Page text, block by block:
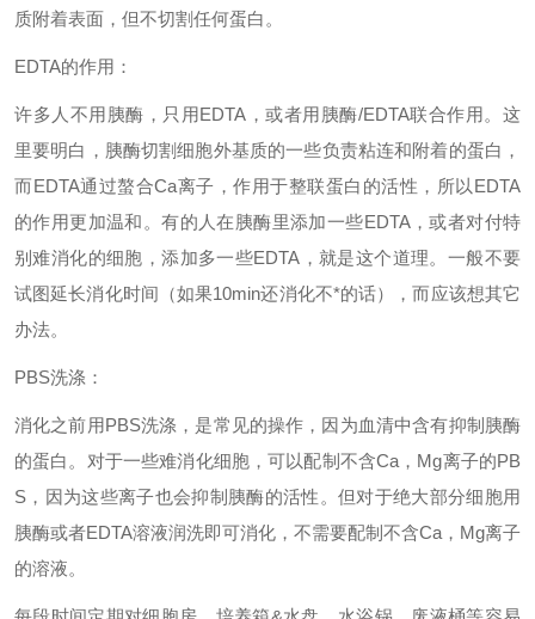
质附着表面，但不切割任何蛋白。
EDTA的作用：
许多人不用胰酶，只用EDTA，或者用胰酶/EDTA联合作用。这
里要明白，胰酶切割细胞外基质的一些负责粘连和附着的蛋白，
而EDTA通过螯合Ca离子，作用于整联蛋白的活性，所以EDTA
的作用更加温和。有的人在胰酶里添加一些EDTA，或者对付特
别难消化的细胞，添加多一些EDTA，就是这个道理。一般不要
试图延长消化时间（如果10min还消化不*的话），而应该想其它
办法。
PBS洗涤：
消化之前用PBS洗涤，是常见的操作，因为血清中含有抑制胰酶
的蛋白。对于一些难消化细胞，可以配制不含Ca，Mg离子的PB
S，因为这些离子也会抑制胰酶的活性。但对于绝大部分细胞用
胰酶或者EDTA溶液润洗即可消化，不需要配制不含Ca，Mg离子
的溶液。